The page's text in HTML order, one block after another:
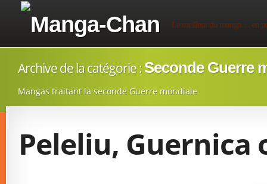
Manga-Chan Le meilleur du manga… en
Archive de la catégorie :Seconde Guerre
Mangas traitant la seconde Guerre mondiale
Peleliu, Guernica